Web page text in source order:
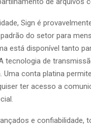
Sign é
do setor para
está disponível tanto
tecnologia de
conta platina
ter acesso a
e confiabilidade,